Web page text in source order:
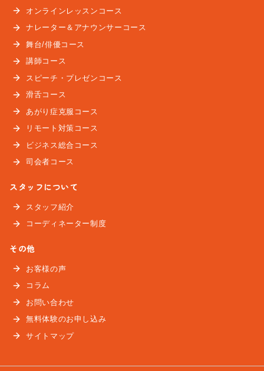
オンラインレッスンコース
ナレーター＆アナウンサーコース
舞台/俳優コース
講師コース
スピーチ・プレゼンコース
滑舌コース
あがり症克服コース
リモート対策コース
ビジネス総合コース
司会者コース
スタッフについて
スタッフ紹介
コーディネーター制度
その他
お客様の声
コラム
お問い合わせ
無料体験のお申し込み
サイトマップ